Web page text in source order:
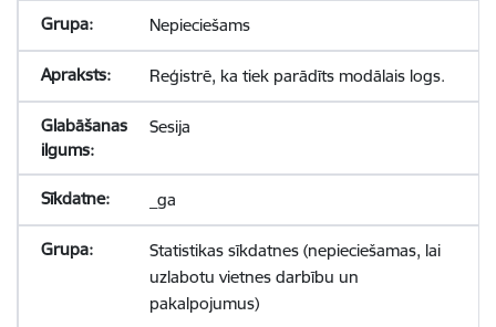
Nepieciešams
Reģistrē, ka tiek parādīts modālais logs.
Sesija
_ga
Statistikas sīkdatnes (nepieciešamas, lai
uzlabotu vietnes darbību un
pakalpojumus)